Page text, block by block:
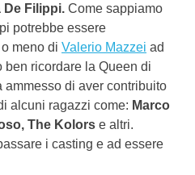
De Filippi. Come sappiamo
potrebbe essere
meno di Valerio Mazzei ad
ben ricordare la Queen di
di aver contribuito
alcuni ragazzi come: Marco
The Kolors e altri.
i casting e ad essere